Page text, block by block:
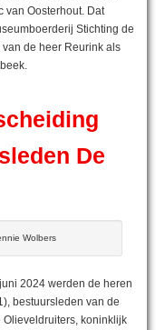
van Oosterhout. Dat
Stichting de
de heer Reurink als
De
Wolbers
2024 werden de heren
bestuursleden van de
koninklijk